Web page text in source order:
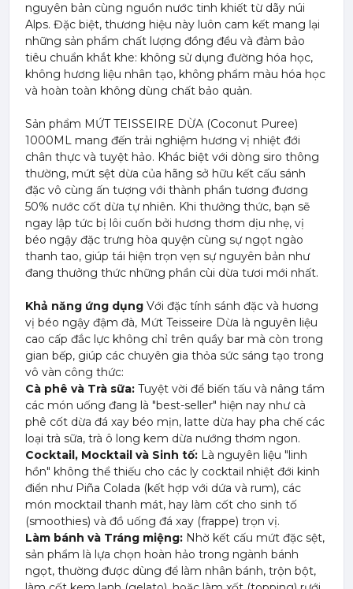
nguyên bản cùng nguồn nước tinh khiết từ dãy núi
Alps. Đặc biệt, thương hiệu này luôn cam kết mang lại
những sản phẩm chất lượng đồng đều và đảm bảo
tiêu chuẩn khắt khe: không sử dụng đường hóa học,
không hương liệu nhân tạo, không phẩm màu hóa học
và hoàn toàn không dùng chất bảo quản.
Sản phẩm MỨT TEISSEIRE DỪA (Coconut Puree)
1000ML mang đến trải nghiệm hương vị nhiệt đới
chân thực và tuyệt hảo. Khác biệt với dòng siro thông
thường, mứt sệt dừa của hãng sở hữu kết cấu sánh
đặc vô cùng ấn tượng với thành phần tương đương
50% nước cốt dừa tự nhiên. Khi thưởng thức, bạn sẽ
ngay lập tức bị lôi cuốn bởi hương thơm dịu nhẹ, vị
béo ngậy đặc trưng hòa quyện cùng sự ngọt ngào
thanh tao, giúp tái hiện trọn vẹn sự nguyên bản như
đang thưởng thức những phần cùi dừa tươi mới nhất.
Khả năng ứng dụng Với đặc tính sánh đặc và hương
vị béo ngậy đậm đà, Mứt Teisseire Dừa là nguyên liệu
cao cấp đắc lực không chỉ trên quầy bar mà còn trong
gian bếp, giúp các chuyên gia thỏa sức sáng tạo trong
vô vàn công thức:
Cà phê và Trà sữa: Tuyệt vời để biến tấu và nâng tầm
các món uống đang là "best-seller" hiện nay như cà
phê cốt dừa đá xay béo mịn, latte dừa hay pha chế các
loại trà sữa, trà ô long kem dừa nướng thơm ngon.
Cocktail, Mocktail và Sinh tố: Là nguyên liệu "linh
hồn" không thể thiếu cho các ly cocktail nhiệt đới kinh
điển như Piña Colada (kết hợp với dứa và rum), các
món mocktail thanh mát, hay làm cốt cho sinh tố
(smoothies) và đồ uống đá xay (frappe) trọn vị.
Làm bánh và Tráng miệng: Nhờ kết cấu mứt đặc sệt,
sản phẩm là lựa chọn hoàn hảo trong ngành bánh
ngọt, thường được dùng để làm nhân bánh, trộn bột,